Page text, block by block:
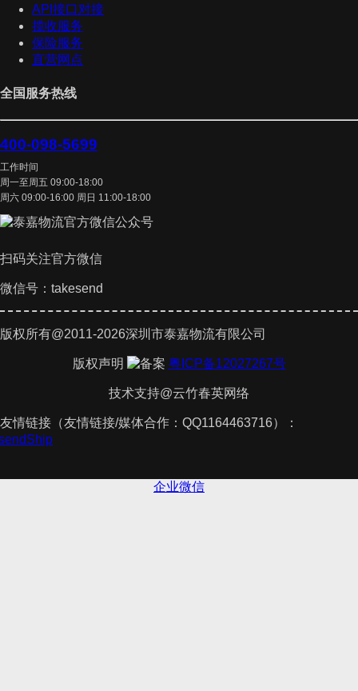
API接口对接
揽收服务
保险服务
直营网点
全国服务热线
400-098-5699
工作时间
周一至周五 09:00-18:00
周六 09:00-16:00 周日 11:00-18:00
扫码关注官方微信
微信号：takesend
版权所有@2011-2026深圳市泰嘉物流有限公司
版权声明 粤ICP备12027267号
技术支持@云竹春英网络
友情链接（友情链接/媒体合作：QQ1164463716）：
企业微信